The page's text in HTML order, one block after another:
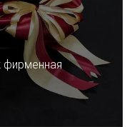
фирменная